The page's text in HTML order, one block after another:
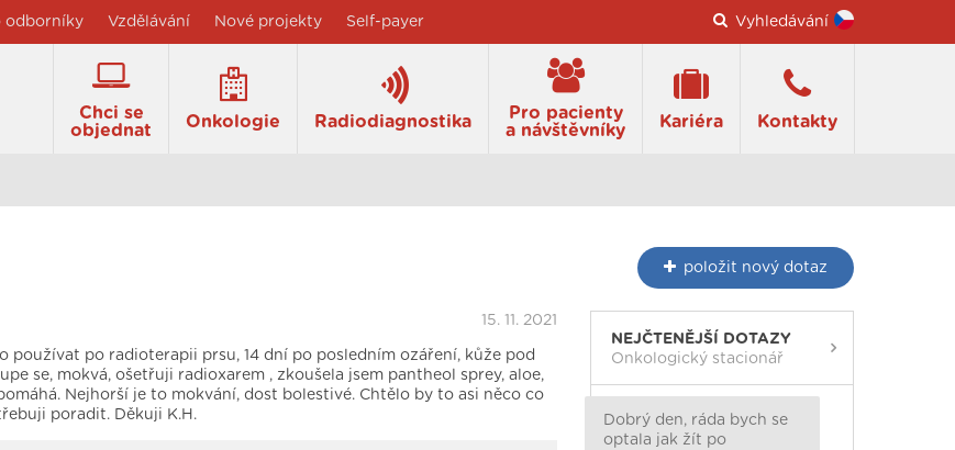
odborníky Vzdělávání Nové projekty Self-payer Vyhledávání
Chci se
objednat
Onkologie Radiodiagnostika
Pro pacienty
a návštěvníky
Kariéra Kontakty
položit nový dotaz
15. 11. 2021
používat po radioterapii prsu, 14 dní po posledním ozáření, kůže pod
se, mokvá, ošetřuji radioxarem , zkoušela jsem pantheol sprey, aloe,
Nejhorší je to mokvání, dost bolestivé. Chtělo by to asi něco co
poradit. Děkuji K.H.
NEJČTENĚJŠÍ DOTAZY
Onkologický stacionář
Dobrý den, ráda bych se
optala jak žít po